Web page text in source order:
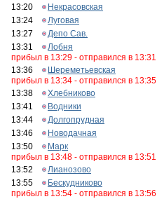
13:20
Некрасовская
13:24
Луговая
13:27
Депо Сав.
13:31
Лобня
прибыл в 13:29 - отправился в 13:31
13:36
Шереметьевская
прибыл в 13:34 - отправился в 13:35
13:38
Хлебниково
13:41
Водники
13:44
Долгопрудная
13:46
Новодачная
13:50
Марк
прибыл в 13:48 - отправился в 13:51
13:52
Лианозово
13:55
Бескудниково
прибыл в 13:54 - отправился в 13:56